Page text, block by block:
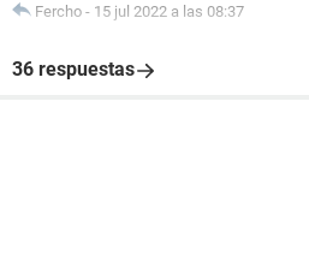
Fercho - 15 jul 2022 a las 08:37
36 respuestas